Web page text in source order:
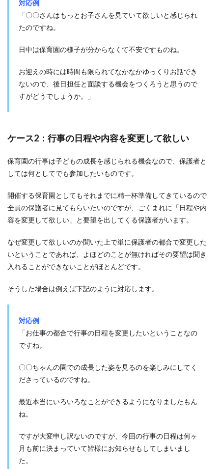
うと
しな
い。
や先
育士
ず相
談す
場し
の約
束事
や憶
の発
控え
る
一旦
その
場で
の回
避
改め
て話
し合
う場
を設
る
5
者か
らの
には
うま
く対
処し
対応例
「〇〇さんはもっとお子さんを見ていて欲しいと感じられ
たのですね。
日中は保育園の様子が分からなくて不安ですものね。
お迎えの時には時間も限られてなかなかゆっくりお話でき
ないので、後日担任と面談する機会をつくろうと思うので
すがどうでしょうか。」
ケース2：行事の日程や内容を変更して欲しい
保育園の行事は子どもの成長を感じられる機会なので、保護者と
しては何としてでも参加したいものです。
開催する保育園としてもそれまでに精一杯準備してきているので
全員の保護者に見てもらいたいのですが、ごくまれに「日程や内
容を変更して欲しい」と要望を出してくる保護者がいます。
なぜ変更して欲しいのか聞いた上で単に保護者の都合で変更した
いということであれば、よほどのことが無ければその要望は聞き
入れることができないことがほとんどです。
そうした場合は例えば下記のように対応します。
対応例
「お仕事の都合で行事の日程を変更したいということなの
ですね。
〇〇ちゃんの園での成長した姿を見るのを楽しみにしてく
ださっているのですね。
最近本当にいろいろなことができるようになりましたもん
ね。
ですが大変申し訳ないのですが、今回の行事の日程は何ヶ
月も前に決まっていて皆様にお知らせもしてしまいまし
た。